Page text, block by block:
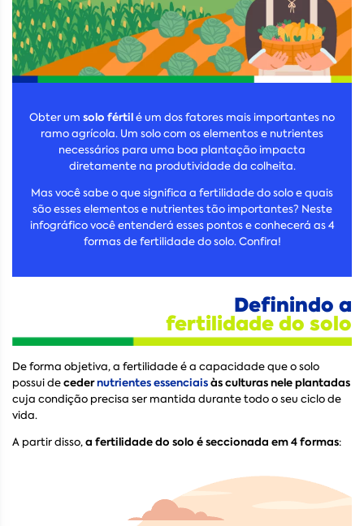
Obter um solo fértilé um dos fatores mais importantes no
ramo agrícola. Um solo com os elementos e nutrientes
necessários para uma boa plantação impacta
diretamente na produtividade da colheita.
Mas você sabe o que significa a fertilidade do solo e quais
são esses elementos e nutrientes tão importantes? Neste
infográfico você entenderá esses pontos e conhecerá as 4
formas de fertilidade do solo. Confira!
Definindo a
fertilidade do solo
De forma objetiva, a fertilidade é a capacidade que o solo
possui decedernutrientes essenciaisàs culturas nele plantadas
cuja condição precisa ser mantida durante todo o seu ciclo de
vida.
A partir disso,a fertilidade do solo é seccionada em 4 formas: